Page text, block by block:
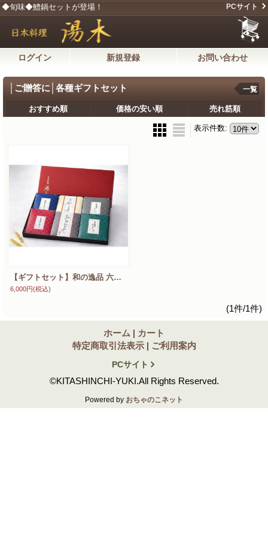
◆旬味◆鱧鍋セットが登場！ PCサイト
ログイン 新規登録 お問い合わせ
│ご贈答に│各種ギフトセット 一覧
おすすめ順 価格の安い順 売れ筋順
表示件数:
【ギフトセット】和の逸品 六種詰合せ 風呂敷包 贈答用に最適
6,000円(税込)
(1件/1件)
ホーム | カート
特定商取引法表示 | ご利用案内
PCサイト
©KITASHINCHI-YUKI.All Rights Reserved.
Powered by おちゃのこネット